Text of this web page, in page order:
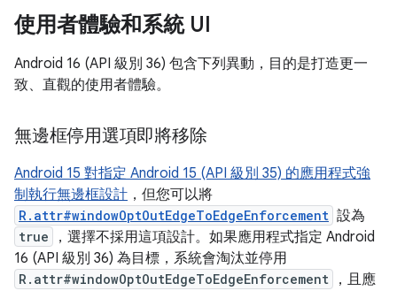
使用者體驗和系統 UI
Android 16 (API 級別 36) 包含下列異動，目的是打造更一
致、直觀的使用者體驗。
無邊框停用選項即將移除
Android 15 對指定 Android 15 (API 級別 35) 的應用程式強
制執行無邊框設計 ，但您可以將
R.attr#windowOptOutEdgeToEdgeEnforcement 設為
true
，選擇不採用這項設計。如果應用程式指定 Android
16 (API 級別 36) 為目標，系統會淘汰並停用
R.attr#windowOptOutEdgeToEdgeEnforcement
，且應